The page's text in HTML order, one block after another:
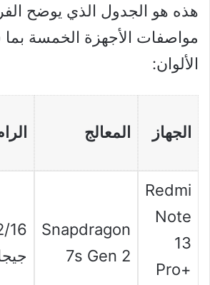
هذه هو الجدول الذي يوضح
مواصفات الأجهزة الخمسة
الألوان:
الجهاز المعالج
Redmi
Note
13
Pro+
Snapdragon
7s Gen 2
16